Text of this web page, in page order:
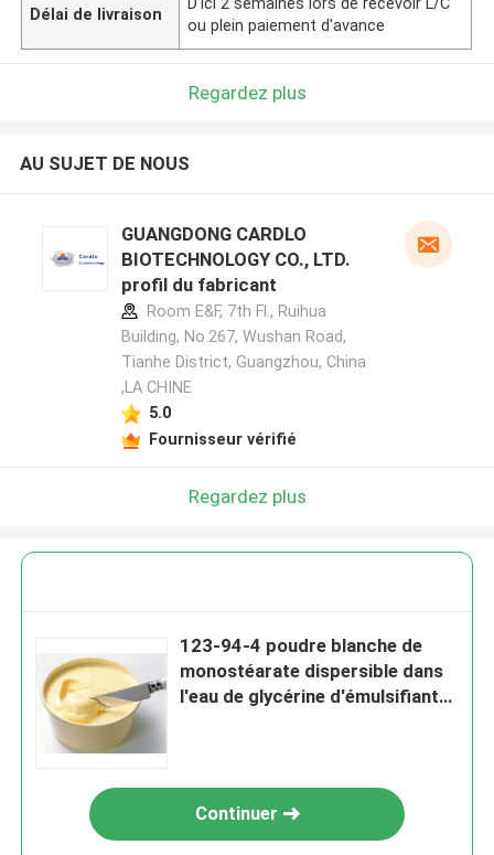
Délai de livraison
ou plein paiement d'avance
Regardez plus
AU SUJET DE NOUS
GUANGDONG CARDLO
BIOTECHNOLOGY CO., LTD.
profil du fabricant
Room E&F, 7th Fl., Ruihua
Building, No.267, Wushan Road,
Tianhe District, Guangzhou, China
,LA CHINE
5.0
Fournisseur vérifié
Regardez plus
123-94-4 poudre blanche de
monostéarate dispersible dans
l'eau de glycérine d'émulsifiants
Continuer